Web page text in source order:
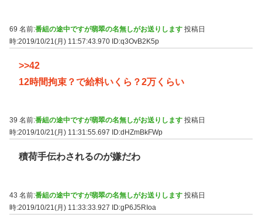
69 名前:番組の途中ですが翡翠の名無しがお送りします 投稿日
時:2019/10/21(月) 11:57:43.970 ID:q3OvB2K5p
>>42
12時間拘束？で給料いくら？2万くらい
39 名前:番組の途中ですが翡翠の名無しがお送りします 投稿日
時:2019/10/21(月) 11:31:55.697
ID:dHZmBkFWp
積荷手伝わされるのが嫌だわ
43 名前:番組の途中ですが翡翠の名無しがお送りします 投稿日
時:2019/10/21(月) 11:33:33.927 ID:gP6J5RIoa